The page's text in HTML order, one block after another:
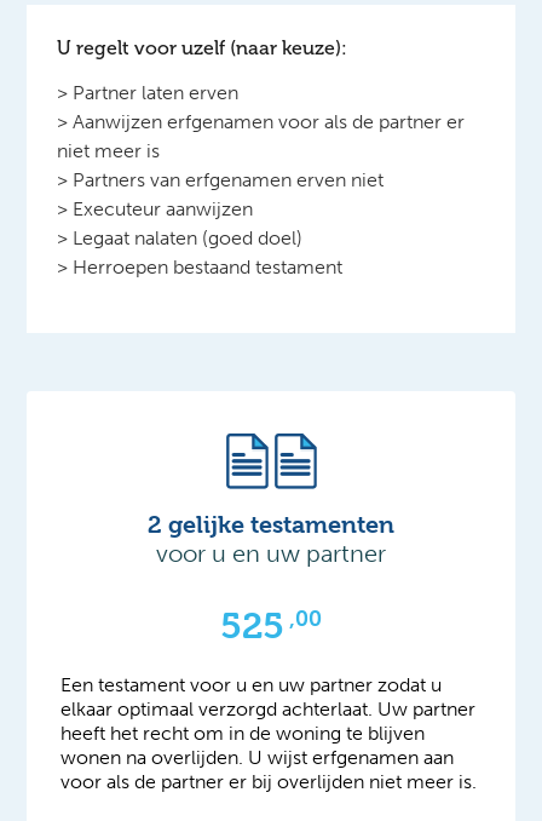
U regelt voor uzelf (naar keuze):
> Partner laten erven
> Aanwijzen erfgenamen voor als de partner er
niet meer is
> Partners van erfgenamen erven niet
> Executeur aanwijzen
> Legaat nalaten (goed doel)
> Herroepen bestaand testament
2 gelijke testamenten
voor u en uw partner
525 ,00
Een testament voor u en uw partner zodat u
elkaar optimaal verzorgd achterlaat. Uw partner
heeft het recht om in de woning te blijven
wonen na overlijden. U wijst erfgenamen aan
voor als de partner er bij overlijden niet meer is.